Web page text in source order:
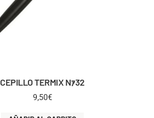
CEPILLO TERMIX Nｧ32
9,50€